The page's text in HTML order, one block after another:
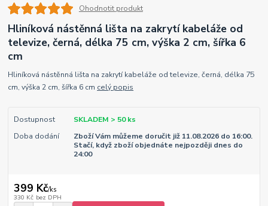
Ohodnotit produkt
Hliníková nástěnná lišta na zakrytí kabeláže od
televize, černá, délka 75 cm, výška 2 cm, šířka 6
cm
Hliníková nástěnná lišta na zakrytí kabeláže od televize, černá, délka 75
cm, výška 2 cm, šířka 6 cm celý popis
Dostupnost
SKLADEM > 50 ks
Doba dodání
Zboží Vám můžeme doručit již 11.08.2026 do 16:00.
Stačí, když zboží objednáte nejpozději dnes do
24:00
399 Kč/ks
330 Kč bez DPH